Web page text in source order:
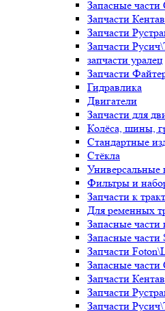
Запасные части
Запчасти
Запчасти
Запчасти
запчасти уралец
Запчасти
Гидравлика
Двигатели
Запчасти для
Колёса, шины,
Стандартные
Стёкла
Фильтры и
Запчасти к
Для ременных
Запасные части
Запасные части
Запчасти
Запасные части
Запчасти
Запчасти
Запчасти